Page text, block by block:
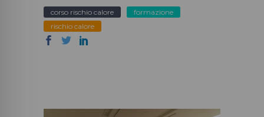
corso rischio calore
formazione
rischio calore